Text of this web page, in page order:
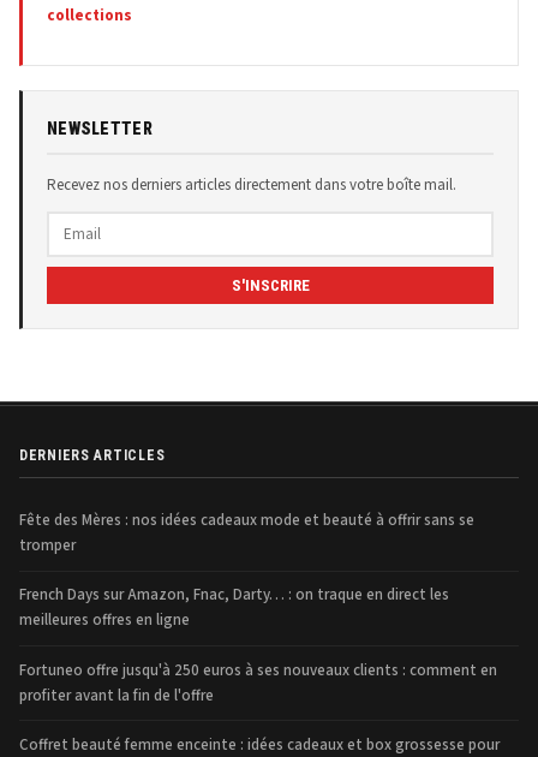
collections
NEWSLETTER
Recevez nos derniers articles directement dans votre boîte mail.
S'INSCRIRE
DERNIERS ARTICLES
Fête des Mères : nos idées cadeaux mode et beauté à offrir sans se
tromper
French Days sur Amazon, Fnac, Darty… : on traque en direct les
meilleures offres en ligne
Fortuneo offre jusqu'à 250 euros à ses nouveaux clients : comment en
profiter avant la fin de l'offre
Coffret beauté femme enceinte : idées cadeaux et box grossesse pour